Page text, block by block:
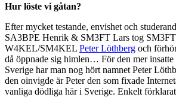
Hur löste vi gåtan?
Efter mycket testande, envishet och
SA3BPE Henrik & SM3FT Lars tog
W4KEL/SM4KEL Peter Löthberg och
då öppnade sig himlen… För den mer insatte
Sverige har man nog hört namnet Peter
den oinvigde är Peter den som fixade
vanliga dödliga här i Sverige. Enkelt